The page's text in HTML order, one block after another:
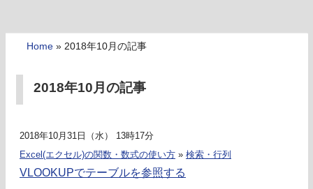
Home » 2018年10月の記事
2018年10月の記事
2018年10月31日（水） 13時17分
Excel(エクセル)の関数・数式の使い方 » 検索・行列
VLOOKUPでテーブルを参照する